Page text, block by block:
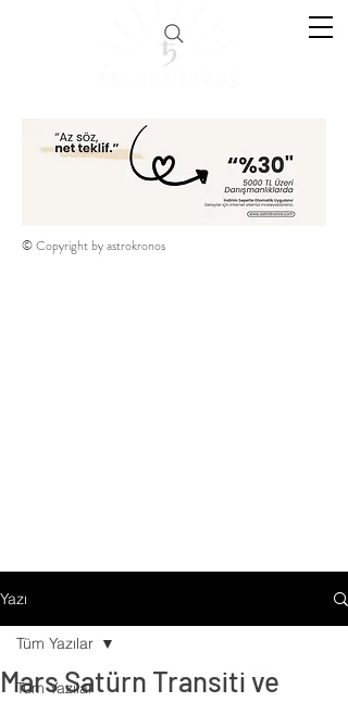
© Copyright by astrokronos
Yazı
Tüm Yazılar
Tüm Yazılar
Mars Satürn Transiti ve